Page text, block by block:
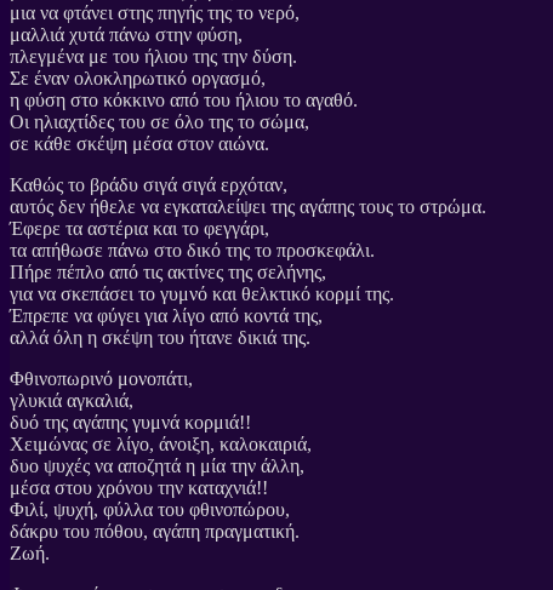
μια να φτάνει στης πηγής της το νερό,
μαλλιά χυτά πάνω στην φύση,
πλεγμένα με του ήλιου της την δύση.
Σε έναν ολοκληρωτικό οργασμό,
η φύση στο κόκκινο από του ήλιου το αγαθό.
Οι ηλιαχτίδες του σε όλο της το σώμα,
σε κάθε σκέψη μέσα στον αιώνα.
Καθώς το βράδυ σιγά σιγά ερχόταν,
αυτός δεν ήθελε να εγκαταλείψει της αγάπης τους το στρώμα.
Έφερε τα αστέρια και το φεγγάρι,
τα απήθωσε πάνω στο δικό της το προσκεφάλι.
Πήρε πέπλο από τις ακτίνες της σελήνης,
για να σκεπάσει το γυμνό και θελκτικό κορμί της.
Έπρεπε να φύγει για λίγο από κοντά της,
αλλά όλη η σκέψη του ήτανε δικιά της.
Φθινοπωρινό μονοπάτι,
γλυκιά αγκαλιά,
δυό της αγάπης γυμνά κορμιά!!
Χειμώνας σε λίγο, άνοιξη, καλοκαιριά,
δυο ψυχές να αποζητά η μία την άλλη,
μέσα στου χρόνου την καταχνιά!!
Φιλί, ψυχή, φύλλα του φθινοπώρου,
δάκρυ του πόθου, αγάπη πραγματική.
Ζωή.